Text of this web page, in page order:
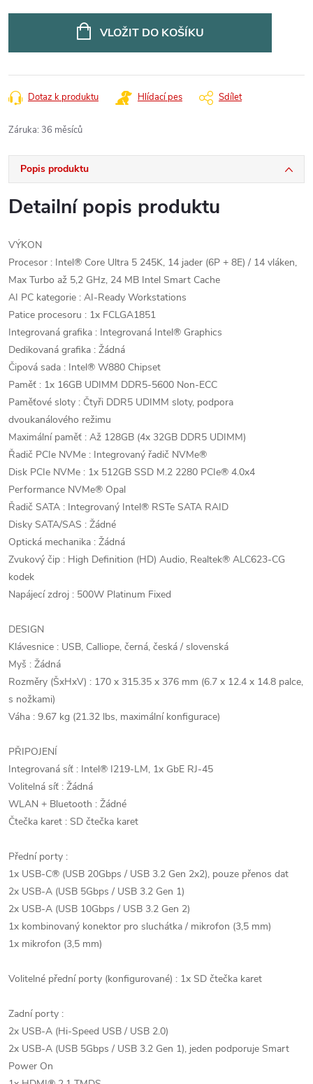
VLOŽIT DO KOŠÍKU
Dotaz k produktu Hlídací pes Sdílet
Záruka: 36 měsíců
Popis produktu
Detailní popis produktu
VÝKON
Procesor : Intel® Core Ultra 5 245K, 14 jader (6P + 8E) / 14 vláken,
Max Turbo až 5,2 GHz, 24 MB Intel Smart Cache
AI PC kategorie : AI-Ready Workstations
Patice procesoru : 1x FCLGA1851
Integrovaná grafika : Integrovaná Intel® Graphics
Dedikovaná grafika : Žádná
Čipová sada : Intel® W880 Chipset
Paměť : 1x 16GB UDIMM DDR5-5600 Non-ECC
Paměťové sloty : Čtyři DDR5 UDIMM sloty, podpora
dvoukanálového režimu
Maximální paměť : Až 128GB (4x 32GB DDR5 UDIMM)
Řadič PCIe NVMe : Integrovaný řadič NVMe®
Disk PCIe NVMe : 1x 512GB SSD M.2 2280 PCIe® 4.0x4
Performance NVMe® Opal
Řadič SATA : Integrovaný Intel® RSTe SATA RAID
Disky SATA/SAS : Žádné
Optická mechanika : Žádná
Zvukový čip : High Definition (HD) Audio, Realtek® ALC623-CG
kodek
Napájecí zdroj : 500W Platinum Fixed
DESIGN
Klávesnice : USB, Calliope, černá, česká / slovenská
Myš : Žádná
Rozměry (ŠxHxV) : 170 x 315.35 x 376 mm (6.7 x 12.4 x 14.8 palce,
s nožkami)
Váha : 9.67 kg (21.32 lbs, maximální konfigurace)
PŘIPOJENÍ
Integrovaná síť : Intel® I219-LM, 1x GbE RJ-45
Volitelná síť : Žádná
WLAN + Bluetooth : Žádné
Čtečka karet : SD čtečka karet
Přední porty :
1x USB-C® (USB 20Gbps / USB 3.2 Gen 2x2), pouze přenos dat
2x USB-A (USB 5Gbps / USB 3.2 Gen 1)
2x USB-A (USB 10Gbps / USB 3.2 Gen 2)
1x kombinovaný konektor pro sluchátka / mikrofon (3,5 mm)
1x mikrofon (3,5 mm)
Volitelné přední porty (konfigurované) : 1x SD čtečka karet
Zadní porty :
2x USB-A (Hi-Speed USB / USB 2.0)
2x USB-A (USB 5Gbps / USB 3.2 Gen 1), jeden podporuje Smart
Power On